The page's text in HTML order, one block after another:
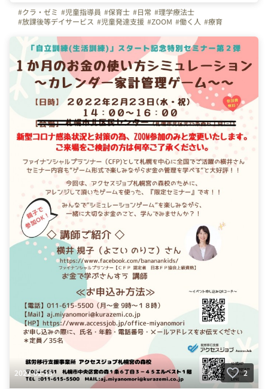
#クラ・ゼミ #児童指導員 #保育士 #日常 #理学療法士
#放課後等デイサービス #児童発達支援 #ZOOM #働く人 #療育
2022-02-15 2